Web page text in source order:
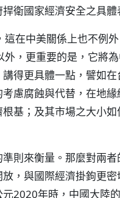
衛國家經濟安全之具體
在中美關係上也不例
，更重要的是，它將
得更具體一點，譬如
慮腐蝕與代替，在地
基；及其市場之大小
則來衡量。那麼對兩
，與國際經濟掛鉤更
2020年時，中國大陸